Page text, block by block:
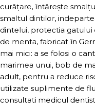
curățare, întărește
smaltul dintilor,
dintelui, protectia gatului
de menta, fabricat în
mai mici: a se folosi o
marimea unui, bob de
adult, pentru a reduce
utilizate suplimente de
consultati medicul